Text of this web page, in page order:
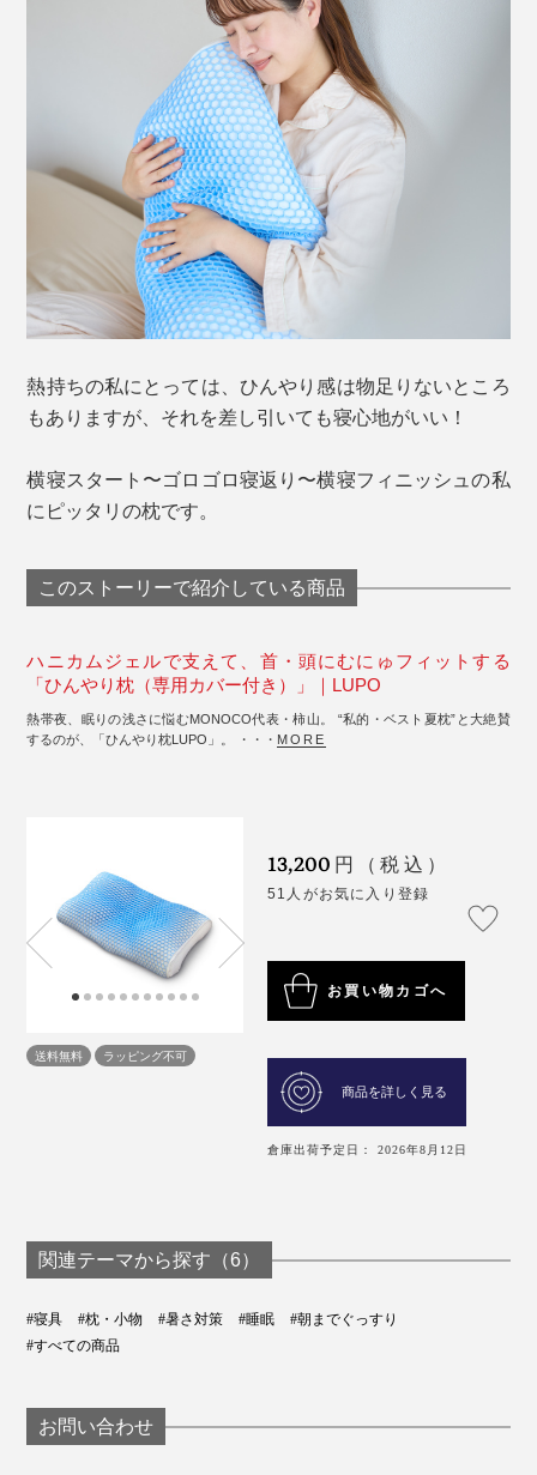
熱持ちの私にとっては、ひんやり感は物足りないところ
もありますが、それを差し引いても寝心地がいい！
横寝スタート〜ゴロゴロ寝返り〜横寝フィニッシュの私
にピッタリの枕です。
このストーリーで紹介している商品
ハニカムジェルで支えて、首・頭にむにゅフィットする
「ひんやり枕（専用カバー付き）」｜LUPO
熱帯夜、眠りの浅さに悩むMONOCO代表・柿山。 “私的・ベスト夏枕”と大絶賛
するのが、「ひんやり枕LUPO」。 ・・・ MORE
送料無料 ラッピング不可
13,200 円（税込）
51人がお気に入り登録
お買い物カゴへ
商品を詳しく見る
倉庫出荷予定日： 2026年8月12日
関連テーマから探す（6）
#寝具 #枕・小物 #暑さ対策 #睡眠
#朝までぐっすり
#すべての商品
お問い合わせ